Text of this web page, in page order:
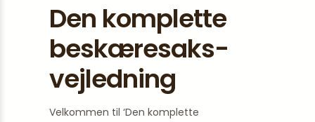
Den komplette
beskæresaks-
vejledning
Velkommen til ‘Den komplette